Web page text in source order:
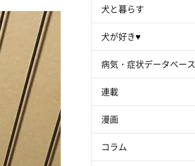
犬と暮らす
犬が好き♥
病気・症状データベース
連載
漫画
コラム